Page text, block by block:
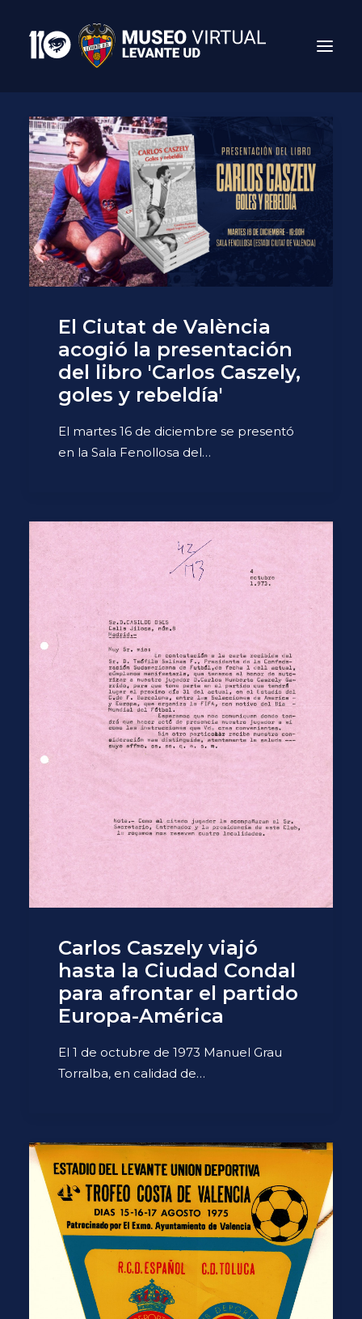
Search
El Ciutat de València
acogió la presentación
del libro 'Carlos Caszely,
goles y rebeldía'
El martes 16 de diciembre se presentó
en la Sala Fenollosa del…
Carlos Caszely viajó
hasta la Ciudad Condal
para afrontar el partido
Europa-América
El 1 de octubre de 1973 Manuel Grau
Torralba, en calidad de…